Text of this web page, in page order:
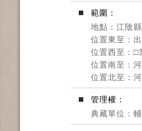
範圍：
地點：江陰
位置東至：出
位置西至：□
位置南至：河
位置北至：河
管理權：
典藏單位：